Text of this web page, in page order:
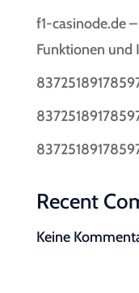
f1-casinode.de –
Funktionen und
Recent
Keine